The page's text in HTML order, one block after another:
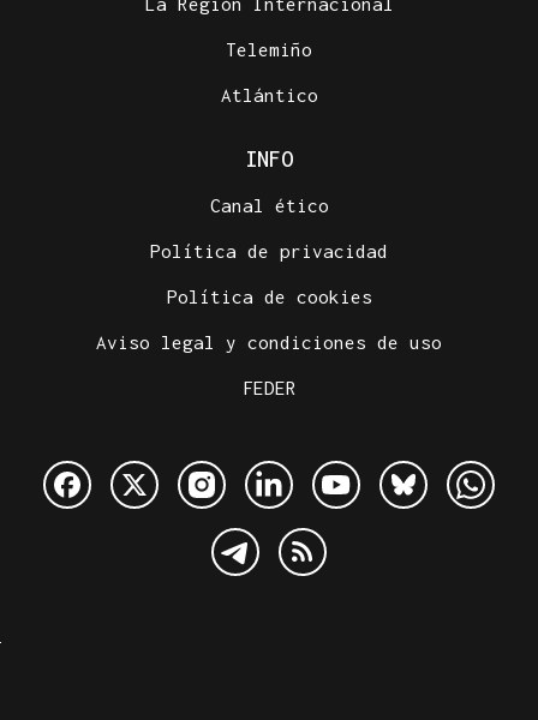
Telemiño
Atlántico
INFO
Canal ético
Política de privacidad
Política de cookies
Aviso legal y condiciones de uso
FEDER